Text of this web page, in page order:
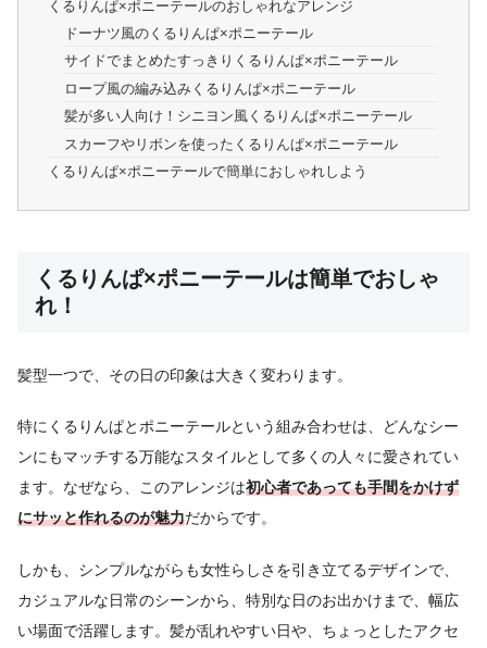
くるりんぱ×ポニーテールのおしゃれなアレンジ
ドーナツ風のくるりんぱ×ポニーテール
サイドでまとめたすっきりくるりんぱ×ポニーテール
ロープ風の編み込みくるりんぱ×ポニーテール
髪が多い人向け！シニヨン風くるりんぱ×ポニーテール
スカーフやリボンを使ったくるりんぱ×ポニーテール
くるりんぱ×ポニーテールで簡単におしゃれしよう
くるりんぱ×ポニーテールは簡単でおしゃ
れ！
髪型一つで、その日の印象は大きく変わります。
特にくるりんぱとポニーテールという組み合わせは、どんなシー
ンにもマッチする万能なスタイルとして多くの人々に愛されてい
ます。なぜなら、このアレンジは初心者であっても手間をかけず
にサッと作れるのが魅力だからです。
しかも、シンプルながらも女性らしさを引き立てるデザインで、
カジュアルな日常のシーンから、特別な日のお出かけまで、幅広
い場面で活躍します。髪が乱れやすい日や、ちょっとしたアクセ